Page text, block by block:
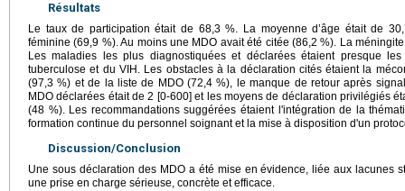
Résultats
Le taux de participation était de 68,3 %. La moyenne d’âge était de
féminine (69,9 %). Au moins une MDO avait été citée (86,2 %). La
Les maladies les plus diagnostiquées et déclarées étaient presque
tuberculose et du VIH. Les obstacles à la déclaration cités étaient la
(97,3 %) et de la liste de MDO (72,4 %), le manque de retour après
MDO déclarées était de 2 [0-600] et les moyens de déclaration privilégiés
(48 %). Les recommandations suggérées étaient l'intégration de la
formation continue du personnel soignant et la mise à disposition d'un
Discussion/Conclusion
Une sous déclaration des MDO a été mise en évidence, liée aux lacunes
une prise en charge sérieuse, concrète et efficace.